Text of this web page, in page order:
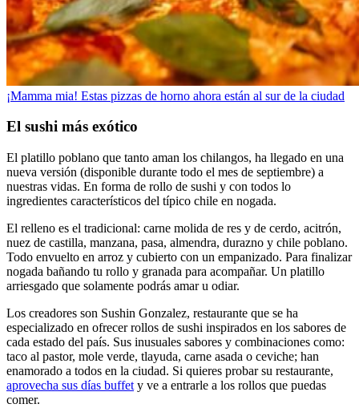
¡Mamma mia! Estas pizzas de horno ahora están al sur de la ciudad
El sushi más exótico
El platillo poblano que tanto aman los chilangos, ha llegado en una
nueva versión (disponible durante todo el mes de septiembre) a
nuestras vidas. En forma de rollo de sushi y con todos lo
ingredientes característicos del típico chile en nogada.
El relleno es el tradicional: carne molida de res y de cerdo, acitrón,
nuez de castilla, manzana, pasa, almendra, durazno y chile poblano.
Todo envuelto en arroz y cubierto con un empanizado. Para finalizar
nogada bañando tu rollo y granada para acompañar. Un platillo
arriesgado que solamente podrás amar u odiar.
Los creadores son Sushin Gonzalez, restaurante que se ha
especializado en ofrecer rollos de sushi inspirados en los sabores de
cada estado del país. Sus inusuales sabores y combinaciones como:
taco al pastor, mole verde, tlayuda, carne asada o ceviche; han
enamorado a todos en la ciudad. Si quieres probar su restaurante,
aprovecha sus días buffet y ve a entrarle a los rollos que puedas
comer.